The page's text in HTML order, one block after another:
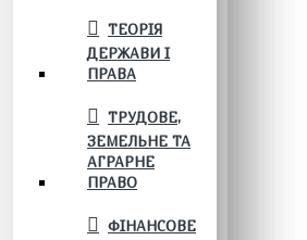
ТЕОРІЯ
ДЕРЖАВИ І
ПРАВА
ТРУДОВЕ,
ЗЕМЕЛЬНЕ ТА
АГРАРНЕ
ПРАВО
ФІНАНСОВЕ